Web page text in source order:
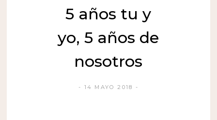
5 años tu y
yo, 5 años de
nosotros
14 MAYO 2018